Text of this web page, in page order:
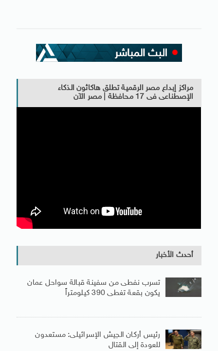
مراكز إبداع مصر الرقمية تطلق هاكاثون الذكاء
الإصطناعى فى 17 محافظة | مصر الآن
أحدث الأخبار
تسرب نفطى من سفينة قبالة سواحل عمان
يكون بقعة تغطى 390 كيلومتراً
رئيس أركان الجيش الإسرائيلى: مستعدون
للعودة إلى القتال